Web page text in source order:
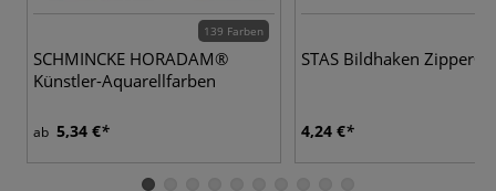
139 Farben
SCHMINCKE HORADAM®
Künstler-Aquarellfarben
ab 5,34 €
STAS Bildhaken Zipper®
4,24 €